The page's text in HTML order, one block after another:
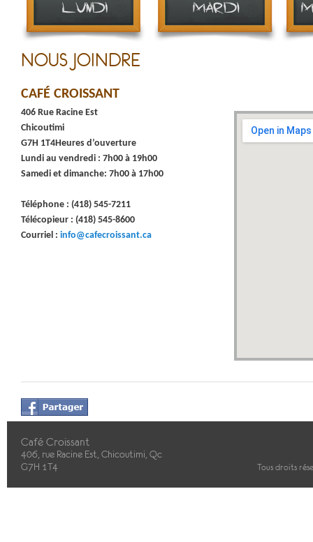
NOUS JOINDRE
CAFÉ CROISSANT
406 Rue Racine Est
Chicoutimi
G7H 1T4Heures d’ouverture
Lundi au vendredi : 7h00 à 19h00
Samedi et dimanche: 7h00 à 17h00
Téléphone : (418) 545-7211
Télécopieur : (418) 545-8600
Courriel : info@cafecroissant.ca
Café Croissant
406, rue Racine Est, Chicoutimi, Qc
G7H 1T4
Tous droits